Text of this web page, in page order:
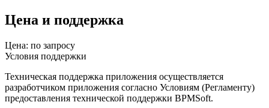
Цена и поддержка
Цена: по запросу
Условия поддержки
Техническая поддержка приложения осуществляется
разработчиком приложения согласно Условиям (Регламенту)
предоставления технической поддержки BPMSoft.